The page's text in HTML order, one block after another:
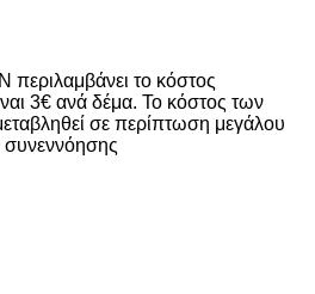
περιλαμβάνει το κόστος
3€ ανά δέμα. Το κόστος των
σε περίπτωση μεγάλου
συνεννόησης